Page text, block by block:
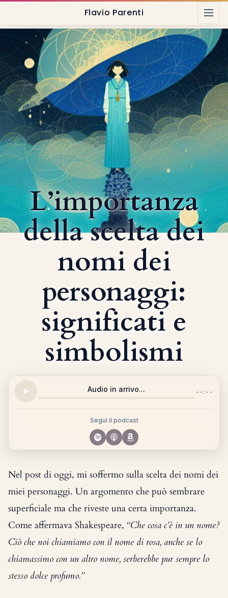
Flavio Parenti
L’importanza
della scelta dei
nomi dei
personaggi:
significati e
simbolismi
Audio in arrivo... --:--
Segui il podcast
Nel post di oggi, mi soffermo sulla scelta dei nomi dei
miei personaggi. Un argomento che può sembrare
superficiale ma che riveste una certa importanza.
Come affermava Shakespeare, “Che cosa c’è in un nome?
Ciò che noi chiamiamo con il nome di rosa, anche se lo
chiamassimo con un altro nome, serberebbe pur sempre lo
stesso dolce profumo.”